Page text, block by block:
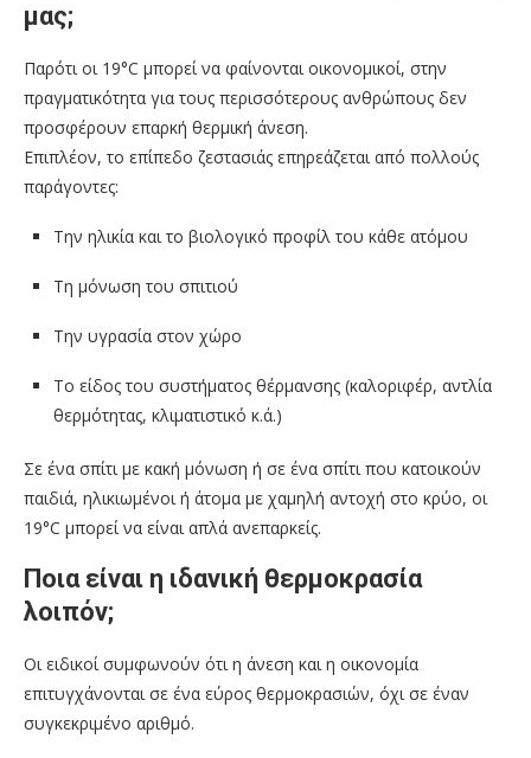
μας;
Παρότι οι 19°C μπορεί να φαίνονται οικονομικοί, στην
πραγματικότητα για τους περισσότερους ανθρώπους δεν
προσφέρουν επαρκή θερμική άνεση.
Επιπλέον, το επίπεδο ζεστασιάς επηρεάζεται από πολλούς
παράγοντες:
Την ηλικία και το βιολογικό προφίλ του κάθε ατόμου
Τη μόνωση του σπιτιού
Την υγρασία στον χώρο
Το είδος του συστήματος θέρμανσης (καλοριφέρ, αντλία
θερμότητας, κλιματιστικό κ.ά.)
Σε ένα σπίτι με κακή μόνωση ή σε ένα σπίτι που κατοικούν
παιδιά, ηλικιωμένοι ή άτομα με χαμηλή αντοχή στο κρύο, οι
19°C μπορεί να είναι απλά ανεπαρκείς.
Ποια είναι η ιδανική θερμοκρασία
λοιπόν;
Οι ειδικοί συμφωνούν ότι η άνεση και η οικονομία
επιτυγχάνονται σε ένα εύρος θερμοκρασιών, όχι σε έναν
συγκεκριμένο αριθμό.